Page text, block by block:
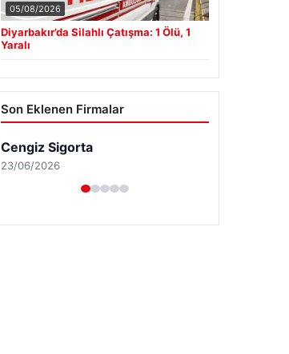
05/08/2026
Diyarbakır’da Silahlı Çatışma: 1 Ölü, 1
Yaralı
Son Eklenen Firmalar